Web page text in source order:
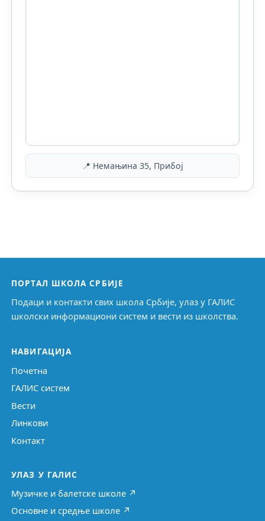
📍 Немањина 35, Прибој
ПОРТАЛ ШКОЛА СРБИЈЕ
Подаци и контакти свих школа Србије, улаз у ГАЛИС
школски информациони систем и вести из школства.
НАВИГАЦИЈА
Почетна
ГАЛИС систем
Вести
Линкови
Контакт
УЛАЗ У ГАЛИС
Музичке и балетске школе ↗
Основне и средње школе ↗